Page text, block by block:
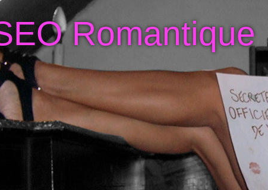
Romantique